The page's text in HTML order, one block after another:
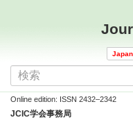
Online edition: ISSN 2432–2342
JCIC学会事務局